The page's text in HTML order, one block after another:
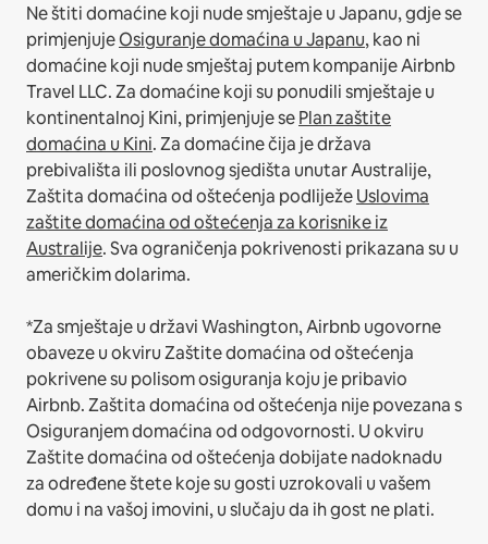
Ne štiti domaćine koji nude smještaje u Japanu, gdje se
primjenjujeOsiguranje domaćina u Japanu, kao ni
domaćine koji nude smještaj putem kompanije Airbnb
Travel LLC.Za domaćine koji su ponudili smještaje u
kontinentalnoj Kini, primjenjuje sePlan zaštite
domaćina u Kini.Za domaćine čija je država
prebivališta ili poslovnog sjedišta unutar Australije,
Zaštita domaćina od oštećenja podliježeUslovima
zaštite domaćina od oštećenja za korisnike iz
Australije. Sva ograničenja pokrivenosti prikazana su u
američkim dolarima.
*Za smještaje u državi Washington, Airbnb ugovorne
obaveze u okviru Zaštite domaćina od oštećenja
pokrivene su polisom osiguranja koju je pribavio
Airbnb. Zaštita domaćina od oštećenja nije povezana s
Osiguranjem domaćina od odgovornosti. U okviru
Zaštite domaćina od oštećenja dobijate nadoknadu
za određene štete koje su gosti uzrokovali u vašem
domu i na vašoj imovini, u slučaju da ih gost ne plati.